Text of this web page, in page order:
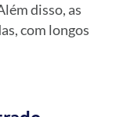
disso, as
com longos